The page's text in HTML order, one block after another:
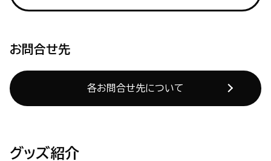
お問合せ先
各お問合せ先について
グッズ紹介